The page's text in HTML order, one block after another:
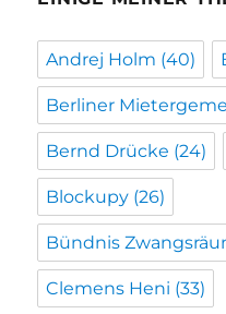
Andrej Holm (40)
Berliner
Bernd Drücke (24)
Blockupy (26)
Bündnis
Clemens Heni (33)